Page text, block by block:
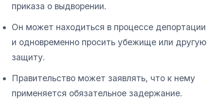
приказа о выдворении.
Он может находиться в процессе депортации
и одновременно просить убежище или другую
защиту.
Правительство может заявлять, что к нему
применяется обязательное задержание.